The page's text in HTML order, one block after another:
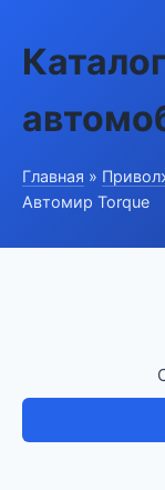
Главная »
Автомир Torque